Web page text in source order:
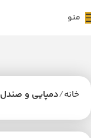
منو
خانه دمپایی و صندل